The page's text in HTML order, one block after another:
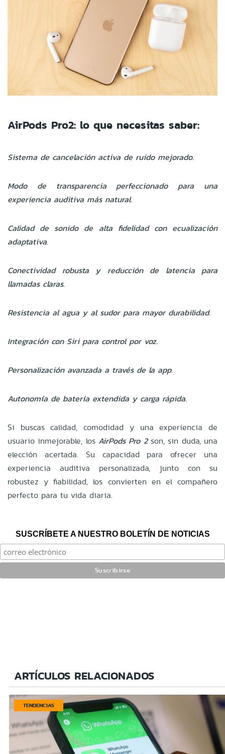
AirPods Pro2: lo que necesitas saber:
Sistema de cancelación activa de ruido mejorado.
Modo de transparencia perfeccionado para una
experiencia auditiva más natural.
Calidad de sonido de alta fidelidad con ecualización
adaptativa.
Conectividad robusta y reducción de latencia para
llamadas claras.
Resistencia al agua y al sudor para mayor durabilidad.
Integración con Siri para control por voz.
Personalización avanzada a través de la app.
Autonomía de batería extendida y carga rápida.
Si buscas calidad, comodidad y una experiencia de
usuario inmejorable, los AirPods Pro 2son, sin duda, una
elección acertada. Su capacidad para ofrecer una
experiencia auditiva personalizada, junto con su
robustez y fiabilidad, los convierten en el compañero
perfecto para tu vida diaria.
SUSCRÍBETE A NUESTRO BOLETÍN DE NOTICIAS
ARTÍCULOS RELACIONADOS
TENDENCIAS